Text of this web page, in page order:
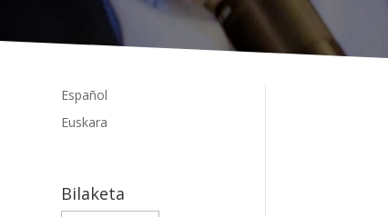
Español
Euskara
Bilaketa